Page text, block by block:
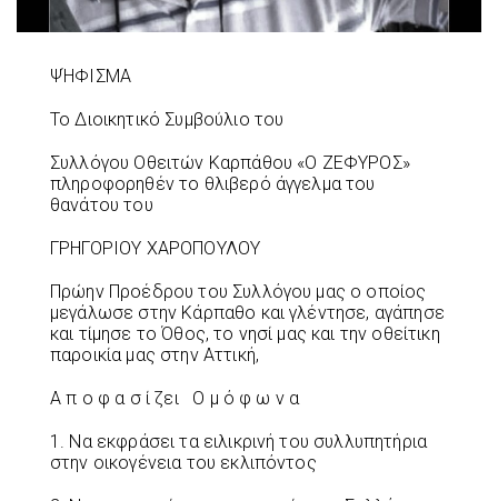
ΨΉΦΙΣΜΑ
Το Διοικητικό Συμβούλιο του
Συλλόγου Οθειτών Καρπάθου «Ο ΖΕΦΥΡΟΣ»
πληροφορηθέν το θλιβερό άγγελμα του
θανάτου του
ΓΡΗΓΟΡΙΟΥ ΧΑΡΟΠΟΥΛΟΥ
Πρώην Προέδρου του Συλλόγου μας ο οποίος
μεγάλωσε στην Κάρπαθο και γλέντησε, αγάπησε
και τίμησε το Όθος, το νησί μας και την οθείτικη
παροικία μας στην Αττική,
Α π ο φ α σ ί ζει Ο μ ό φ ω ν α
1. Να εκφράσει τα ειλικρινή του συλλυπητήρια
στην οικογένεια του εκλιπόντος